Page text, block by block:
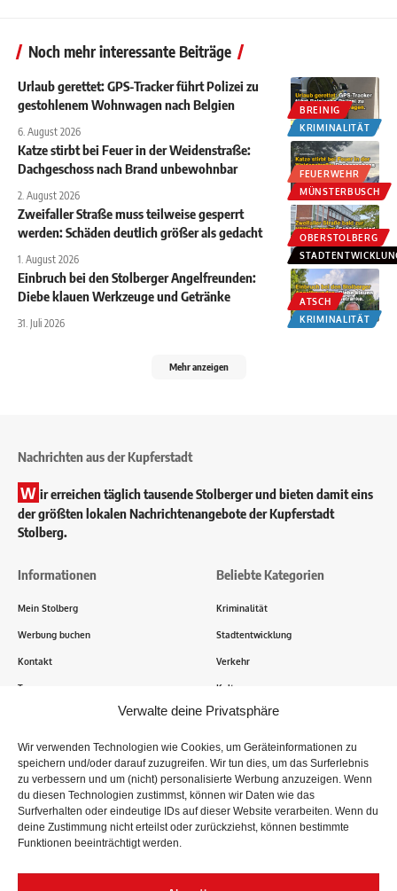
Verwalte deine Privatsphäre
Wir verwenden Technologien wie Cookies, um Geräteinformationen zu
speichern und/oder darauf zuzugreifen. Wir tun dies, um das Surferlebnis
zu verbessern und um (nicht) personalisierte Werbung anzuzeigen. Wenn
du diesen Technologien zustimmst, können wir Daten wie das
Surfverhalten oder eindeutige IDs auf dieser Website verarbeiten. Wenn du
deine Zustimmung nicht erteilst oder zurückziehst, können bestimmte
Funktionen beeinträchtigt werden.
Noch mehr interessante Beiträge
BREINIG
KRIMINALITÄT
Urlaub gerettet: GPS-Tracker führt Polizei zu
gestohlenem Wohnwagen nach Belgien
6. August 2026
FEUERWEHR
MÜNSTERBUSCH
Katze stirbt bei Feuer in der Weidenstraße:
Dachgeschoss nach Brand unbewohnbar
2. August 2026
OBERSTOLBERG
Zweifaller Straße muss teilweise gesperrt
werden: Schäden deutlich größer als gedacht
1. August 2026
ATSCH
KRIMINALITÄT
Einbruch bei den Stolberger Angelfreunden:
Diebe klauen Werkzeuge und Getränke
31. Juli 2026
Mehr anzeigen
Nachrichten aus der Kupferstadt
W ir erreichen täglich tausende Stolberger und bieten damit eins
der größten lokalen Nachrichtenangebote der Kupferstadt
Stolberg.
Informationen
Mein Stolberg
Werbung buchen
Kontakt
Transparenz
Beliebte Kategorien
Kriminalität
Stadtentwicklung
Verkehr
Kultur
Tausende Stolberger sind bereits dabei! Du sendest uns
Informationen, Bilder und Erlebnisse aus der Kupferstadt – Wir
recherchieren, sammeln Informationen und berichten!